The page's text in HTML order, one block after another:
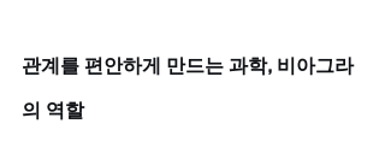
관계를 편안하게 만드는 과학, 비아그라
의 역할